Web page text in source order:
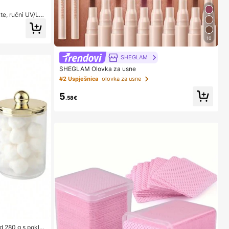
ručni UV/LE
zaslonom, br
izlaske, pribor
280 g s poklo
10
SHEGLAM
SHEGLAM Olovka za usne
#2 Uspješnica olovka za usne
5.58€